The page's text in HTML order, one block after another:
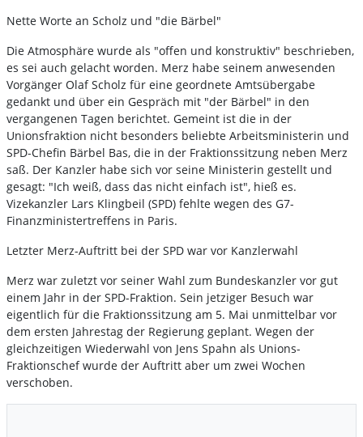
Nette Worte an Scholz und "die Bärbel"
Die Atmosphäre wurde als "offen und konstruktiv" beschrieben,
es sei auch gelacht worden. Merz habe seinem anwesenden
Vorgänger Olaf Scholz für eine geordnete Amtsübergabe
gedankt und über ein Gespräch mit "der Bärbel" in den
vergangenen Tagen berichtet. Gemeint ist die in der
Unionsfraktion nicht besonders beliebte Arbeitsministerin und
SPD-Chefin Bärbel Bas, die in der Fraktionssitzung neben Merz
saß. Der Kanzler habe sich vor seine Ministerin gestellt und
gesagt: "Ich weiß, dass das nicht einfach ist", hieß es.
Vizekanzler Lars Klingbeil (SPD) fehlte wegen des G7-
Finanzministertreffens in Paris.
Letzter Merz-Auftritt bei der SPD war vor Kanzlerwahl
Merz war zuletzt vor seiner Wahl zum Bundeskanzler vor gut
einem Jahr in der SPD-Fraktion. Sein jetziger Besuch war
eigentlich für die Fraktionssitzung am 5. Mai unmittelbar vor
dem ersten Jahrestag der Regierung geplant. Wegen der
gleichzeitigen Wiederwahl von Jens Spahn als Unions-
Fraktionschef wurde der Auftritt aber um zwei Wochen
verschoben.